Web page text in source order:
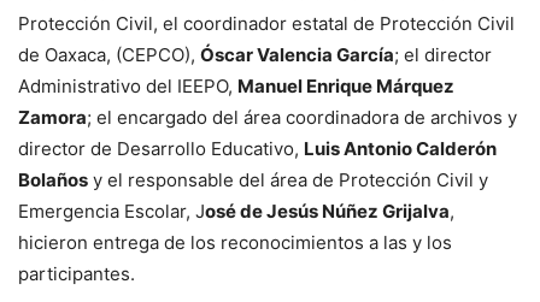
Protección Civil, el coordinador estatal de Protección Civil
de Oaxaca, (CEPCO), Óscar Valencia García; el director
Administrativo del IEEPO, Manuel Enrique Márquez
Zamora; el encargado del área coordinadora de archivos y
director de Desarrollo Educativo, Luis Antonio Calderón
Bolaños y el responsable del área de Protección Civil y
Emergencia Escolar, José de Jesús Núñez Grijalva,
hicieron entrega de los reconocimientos a las y los
participantes.